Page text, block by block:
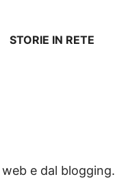
STORIE IN RETE
e dal blogging.